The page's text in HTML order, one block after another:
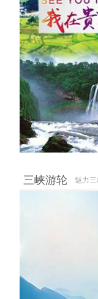
三峡游轮 魅力